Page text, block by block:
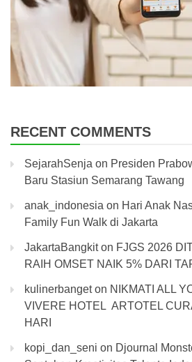
RECENT COMMENTS
SejarahSenja on Presiden
Baru Stasiun Semarang Tawang
anak_indonesia on Hari Anak
Family Fun Walk di Jakarta
JakartaBangkiton FJGS 2026
RAIH OMSET NAIK 5% DARI
kulinerbangeton NIKMATI ALL
VIVERE HOTEL ARTOTEL
HARI
kopi_dan_seni on Djournal